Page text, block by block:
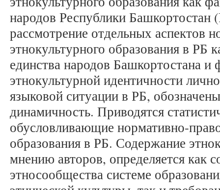
народов Республики Башкортостан
рассмотрение отдельных аспектов
этнокультурного образования в РБ
единства народов Башкортостана и
этнокультурной идентичности
языковой ситуации в РБ,
динамичность. Приводятся
обусловливающие нормативно-
образования в РБ. Содержание
мнению авторов, определяется как
этносообщества системе